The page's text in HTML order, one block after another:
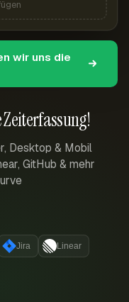
Desktop & Mobil
GitHub & mehr
Jira Linear
wir uns die